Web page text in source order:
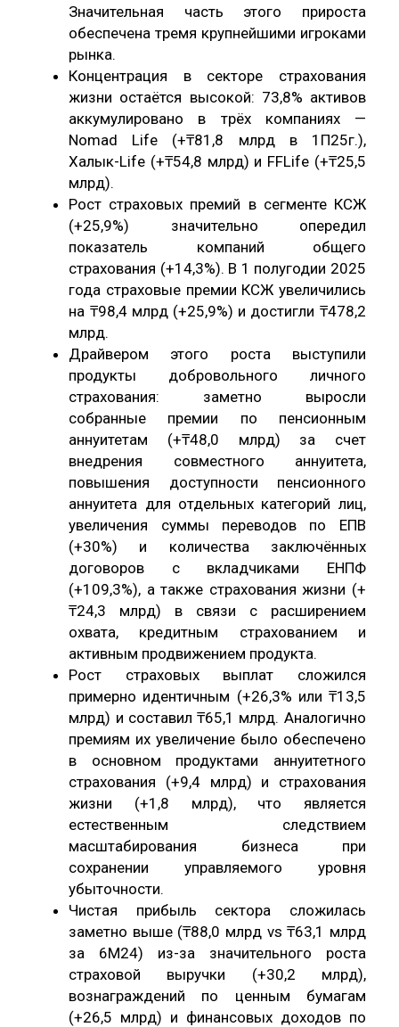
Значительная часть этого прироста
обеспечена тремя крупнейшими игроками
рынка.
Концентрация в секторе страхования
жизни остаётся высокой: 73,8% активов
аккумулировано в трёх компаниях —
Nomad Life (+₸81,8 млрд в 1П25г.),
Халык-Life (+₸54,8 млрд) и FFLife (+₸25,5
млрд).
Рост страховых премий в сегменте КСЖ
(+25,9%) значительно опередил
показатель компаний общего
страхования (+14,3%). В 1 полугодии 2025
года страховые премии КСЖ увеличились
на ₸98,4 млрд (+25,9%) и достигли ₸478,2
млрд.
Драйвером этого роста выступили
продукты добровольного личного
страхования: заметно выросли
собранные премии по пенсионным
аннуитетам (+₸48,0 млрд) за счет
внедрения совместного аннуитета,
повышения доступности пенсионного
аннуитета для отдельных категорий лиц,
увеличения суммы переводов по ЕПВ
(+30%) и количества заключённых
договоров с вкладчиками ЕНПФ
(+109,3%), а также страхования жизни (+
₸24,3 млрд) в связи с расширением
охвата, кредитным страхованием и
активным продвижением продукта.
Рост страховых выплат сложился
примерно идентичным (+26,3% или ₸13,5
млрд) и составил ₸65,1 млрд. Аналогично
премиям их увеличение было обеспечено
в основном продуктами аннуитетного
страхования (+9,4 млрд) и страхования
жизни (+1,8 млрд), что является
естественным следствием
масштабирования бизнеса при
сохранении управляемого уровня
убыточности.
Чистая прибыль сектора сложилась
заметно выше (₸88,0 млрд vs ₸63,1 млрд
за 6М24) из-за значительного роста
страховой выручки (+30,2 млрд),
вознаграждений по ценным бумагам
(+26,5 млрд) и финансовых доходов по